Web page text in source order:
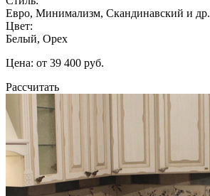
Евро, Минимализм, Скандинавский и др.
Цвет:
Белый, Орех
Цена: от 39 400 руб.
Рассчитать